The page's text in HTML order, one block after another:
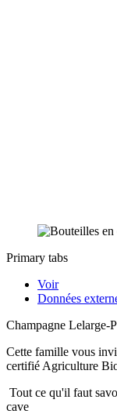
Primary tabs
Voir
Données
Champagne Lelarge-
Cette famille vous
certifié Agriculture
Tout ce qu'il faut
cave